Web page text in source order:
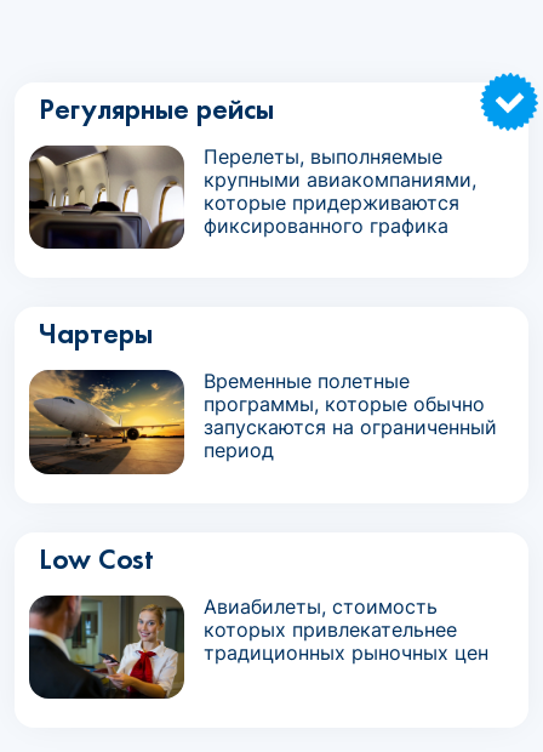
Регулярные рейсы
Перелеты, выполняемые
крупными авиакомпаниями,
которые придерживаются
фиксированного графика
Чартеры
Временные полетные
программы, которые обычно
запускаются на ограниченный
период
Low Cost
Авиабилеты, стоимость
которых привлекательнее
традиционных рыночных цен